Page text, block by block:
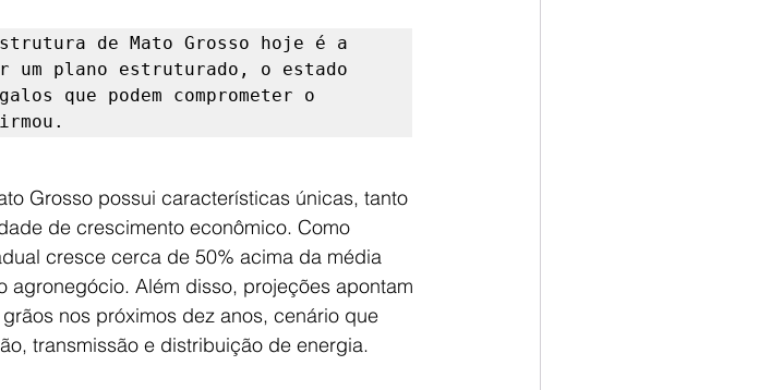
de Mato Grosso hoje é a
um plano estruturado, o estado
que podem comprometer o
Grosso possui características únicas, tanto
de crescimento econômico. Como
cresce cerca de 50% acima da média
Além disso, projeções apontam
nos próximos dez anos, cenário que
transmissão e distribuição de energia.